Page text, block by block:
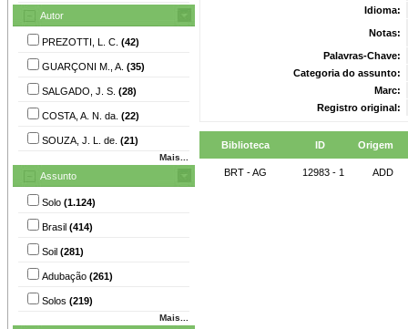
Autor
PREZOTTI, L. C. (42)
GUARÇONI M., A. (35)
SALGADO, J. S. (28)
COSTA, A. N. da. (22)
SOUZA, J. L. de. (21)
Mais...
Assunto
Solo (1.124)
Brasil (414)
Soil (281)
Adubação (261)
Solos (219)
Mais...
Idioma:
Notas:
Palavras-Chave:
Categoria do assunto:
Marc:
Registro original:
Biblioteca ID Origem
BRT - AG 12983 - 1 ADD